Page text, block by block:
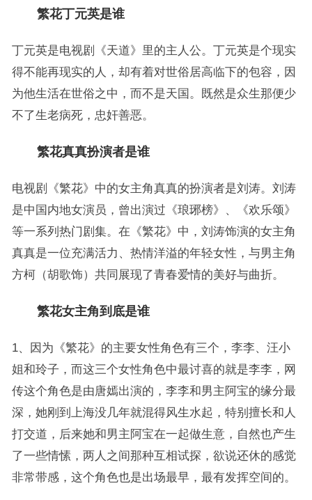
繁花丁元英是谁
丁元英是电视剧《天道》里的主人公。丁元英是个现实
得不能再现实的人，却有着对世俗居高临下的包容，因
为他生活在世俗之中，而不是天国。既然是众生那便少
不了生老病死，忠奸善恶。
繁花真真扮演者是谁
电视剧《繁花》中的女主角真真的扮演者是刘涛。刘涛
是中国内地女演员，曾出演过《琅琊榜》、《欢乐颂》
等一系列热门剧集。在《繁花》中，刘涛饰演的女主角
真真是一位充满活力、热情洋溢的年轻女性，与男主角
方柯（胡歌饰）共同展现了青春爱情的美好与曲折。
繁花女主角到底是谁
1、因为《繁花》的主要女性角色有三个，李李、汪小
姐和玲子，而这三个女性角色中最讨喜的就是李李，网
传这个角色是由唐嫣出演的，李李和男主阿宝的缘分最
深，她刚到上海没几年就混得风生水起，特别擅长和人
打交道，后来她和男主阿宝在一起做生意，自然也产生
了一些情愫，两人之间那种互相试探，欲说还休的感觉
非常带感，这个角色也是出场最早，最有发挥空间的。